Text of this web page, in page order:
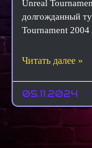
Unreal
долгожданный
Tournament 2004
Читать далее »
05.11.2024